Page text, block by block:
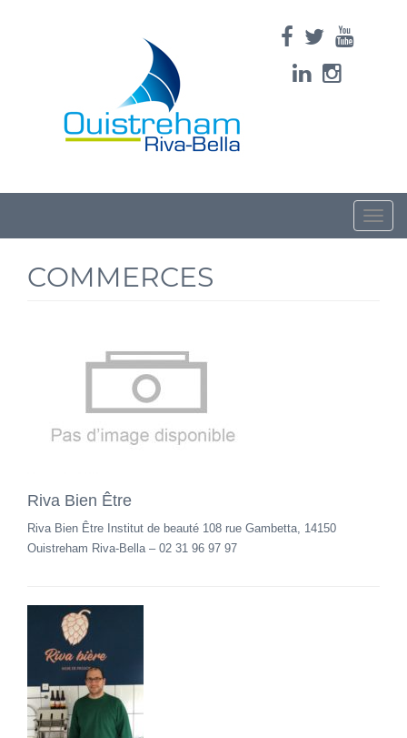
Toggle
COMMERCES
Riva Bien Être
Riva Bien Être Institut de beauté 108 rue Gambetta, 14150
Ouistreham Riva-Bella – 02 31 96 97 97